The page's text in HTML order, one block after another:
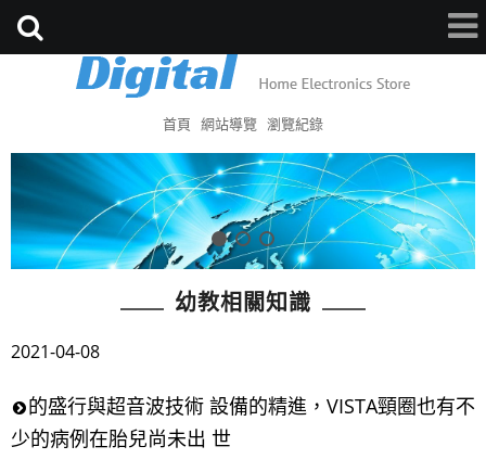
首頁 網站導覽 瀏覽紀錄
幼教相關知識
2021-04-08
的盛行與超音波技術 設備的精進，VISTA頸圈也有不
少的病例在胎兒尚未出 世